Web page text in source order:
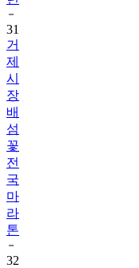
31
거
제
시
장
배
섬
꽃
전
국
마
라
톤
32